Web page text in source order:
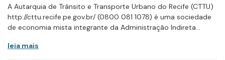
A Autarquia de Trânsito e Transporte Urbano do Recife (CTTU)
http://cttu.recife.pe.gov.br/ (0800 081 1078) é uma sociedade
de economia mista integrante da Administração Indireta...
leia mais